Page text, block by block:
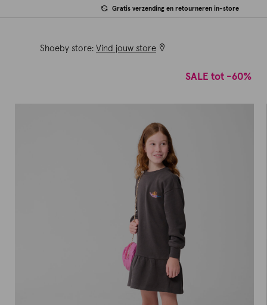
Gratis verzending en retourneren in-store
Shoeby store: Vind jouw store
SALE tot -60%